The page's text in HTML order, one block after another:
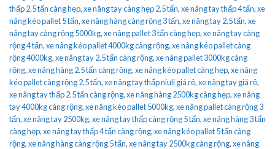
thấp 2.5 tấn càng hẹp,xe nâng tay càng hẹp 2.5 tấn,xe nâng tay thấp 4 tấn,xe
nâng kéo pallet 5 tấn,xe nâng hàng càng rộng 3 tấn,xe nâng tay 2.5 tấn,xe
nâng tay càng rộng 5000kg,xe nâng pallet 3 tấn càng hẹp,xe nâng tay càng
rộng 4 tấn,xe nâng kéo pallet 4000kg càng rộng,xe nâng kéo pallet càng
rộng 4000kg,xe nâng tay 2.5 tấn càng rộng,xe nâng pallet 3000kg càng
rộng,xe nâng hàng 2.5 tấn càng rộng,xe nâng kéo pallet càng hẹp,xe nâng
kéo pallet càng rộng 2.5 tấn,xe nâng tay thấp niuli giá rẻ,xe nâng tay giá rẻ,
xe nâng tay thấp 2.5 tấn càng rộng,xe nâng hàng 2500kg càng hẹp,xe nâng
tay 4000kg càng rộng,xe nâng kéo pallet 5000kg,xe nâng pallet càng rộng 3
tấn,xe nâng tay 2500kg,xe nâng tay thấp càng rộng 5 tấn,xe nâng hàng 3 tấn
càng hẹp,xe nâng tay thấp 4 tấn càng rộng,xe nâng kéo pallet 5 tấn càng
rộng,xe nâng hàng càng rộng 5 tấn,xe nâng tay 2500kg càng rộng,xe nâng